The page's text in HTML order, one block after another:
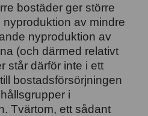
bostäder ger större
av mindre
nyproduktion av
(och därmed relativt
står därför inte i ett
bostadsförsörjningen
i
Tvärtom, ett sådant